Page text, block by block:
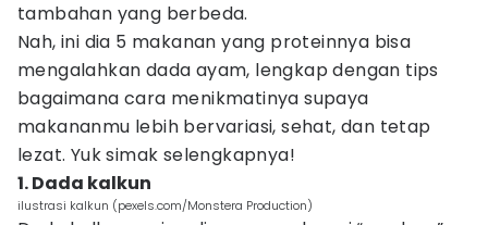
tambahan yang berbeda.
Nah, ini dia 5 makanan yang proteinnya bisa
mengalahkan dada ayam, lengkap dengan tips
bagaimana cara menikmatinya supaya
makananmu lebih bervariasi, sehat, dan tetap
lezat. Yuk simak selengkapnya!
1. Dada kalkun
ilustrasi kalkun (pexels.com/Monstera Production)